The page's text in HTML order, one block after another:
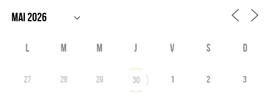
L M M J V S D
27 28 29 30 1 2 3